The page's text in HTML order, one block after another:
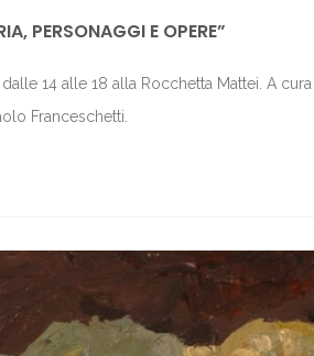
PERSONAGGI E OPERE”
14 alle 18 alla Rocchetta Mattei. A
Franceschetti.